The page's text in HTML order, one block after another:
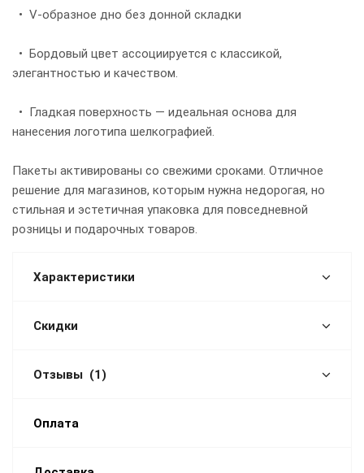
• V-образное дно без донной складки
• Бордовый цвет ассоциируется с классикой,
элегантностью и качеством.
• Гладкая поверхность — идеальная основа для
нанесения логотипа шелкографией.
Пакеты активированы со свежими сроками. Отличное
решение для магазинов, которым нужна недорогая, но
стильная и эстетичная упаковка для повседневной
розницы и подарочных товаров.
Характеристики
Скидки
Отзывы (1)
Оплата